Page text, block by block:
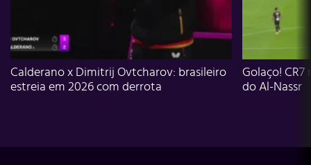
Calderano x Dimitrij Ovtcharov: brasileiro
estreia em 2026 com derrota
Golaço!
do Al-Nassr